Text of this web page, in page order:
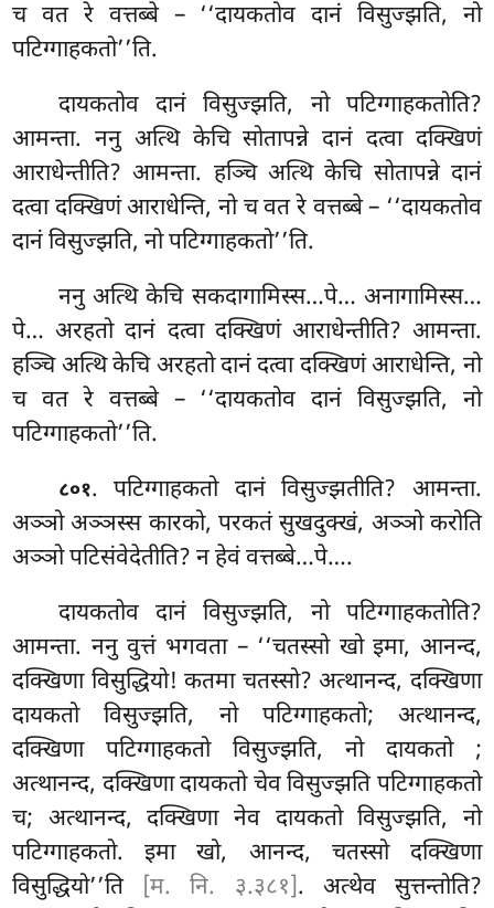
च वत रे वत्तब्बे – ‘‘दायकतोव दानं विसुज्झति, नो
पटिग्गाहकतो’’ति.
दायकतोव दानं विसुज्झति, नो पटिग्गाहकतोति?
आमन्ता. ननु अत्थि केचि सोतापन्ने दानं दत्वा दक्खिणं
आराधेन्तीति? आमन्ता. हञ्चि अत्थि केचि सोतापन्ने दानं
दत्वा दक्खिणं आराधेन्ति, नो च वत रे वत्तब्बे – ‘‘दायकतोव
दानं विसुज्झति, नो पटिग्गाहकतो’’ति.
ननु अत्थि केचि सकदागामिस्स…पे… अनागामिस्स…
पे… अरहतो दानं दत्वा दक्खिणं आराधेन्तीति? आमन्ता.
हञ्चि अत्थि केचि अरहतो दानं दत्वा दक्खिणं आराधेन्ति, नो
च वत रे वत्तब्बे – ‘‘दायकतोव दानं विसुज्झति, नो
पटिग्गाहकतो’’ति.
८०१. पटिग्गाहकतो दानं विसुज्झतीति? आमन्ता.
अञ्ञो अञ्ञस्स कारको, परकतं सुखदुक्खं, अञ्ञो करोति
अञ्ञो पटिसंवेदेतीति? न हेवं वत्तब्बे…पे….
दायकतोव दानं विसुज्झति, नो पटिग्गाहकतोति?
आमन्ता. ननु वुत्तं भगवता – ‘‘चतस्सो खो इमा, आनन्द,
दक्खिणा विसुद्धियो! कतमा चतस्सो? अत्थानन्द, दक्खिणा
दायकतो विसुज्झति, नो पटिग्गाहकतो; अत्थानन्द,
दक्खिणा पटिग्गाहकतो विसुज्झति, नो दायकतो ;
अत्थानन्द, दक्खिणा दायकतो चेव विसुज्झति पटिग्गाहकतो
च; अत्थानन्द, दक्खिणा नेव दायकतो विसुज्झति, नो
पटिग्गाहकतो. इमा खो, आनन्द, चतस्सो दक्खिणा
विसुद्धियो’’ति
[म. नि. ३.३८१]. अत्थेव सुत्तन्तोति?